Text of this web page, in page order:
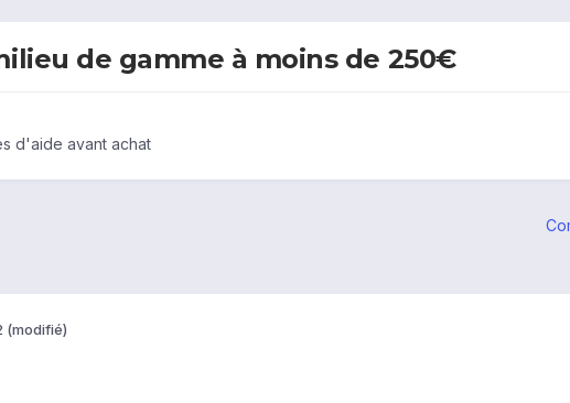
de gamme à moins de 250€
d'aide avant achat
(modifié)